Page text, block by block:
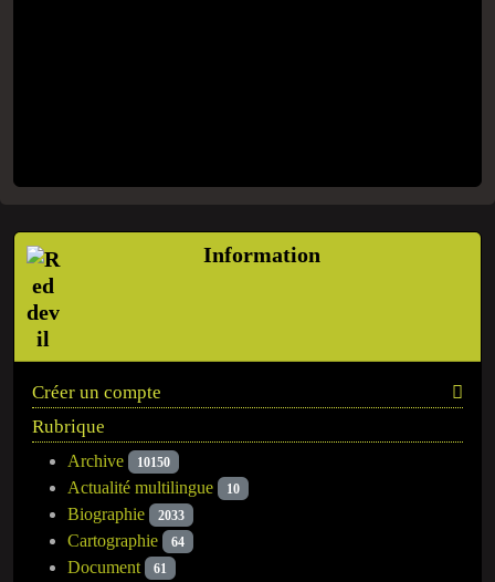
Information
Créer un compte
Rubrique
Archive 10150
Actualité multilingue 10
Biographie 2033
Cartographie 64
Document 61